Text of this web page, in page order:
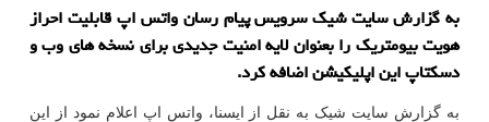
به گزارش سایت شیک سرویس پیام رسان واتس اپ قابلیت احراز
هویت بیومتریک را بعنوان لایه امنیت جدیدی برای نسخه های وب و
دسکتاپ این اپلیکیشن اضافه کرد.
به گزارش سایت شیک به نقل از ایسنا، واتس اپ اعلام نمود از این